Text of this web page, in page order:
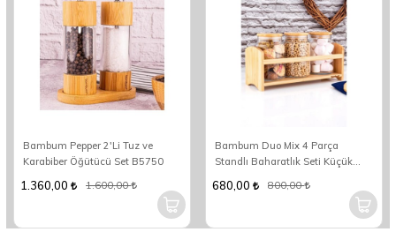
Bambum Pepper 2'Li Tuz ve
Karabiber Öğütücü Set B5750
1.360,00 1.600,00
Bambum Duo Mix 4 Parça
Standlı Baharatlık Seti Küçük
680,00 800,00